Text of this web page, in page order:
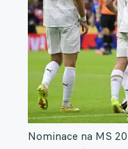
Nominace na MS